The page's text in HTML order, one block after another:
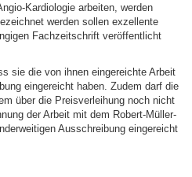
Kardiologie arbeiten, werden
werden sollen exzellente
Fachzeitschrift veröffentlicht
sie die von ihnen eingereichte Arbeit
eingereicht haben. Zudem darf die
über die Preisverleihung noch nicht
der Arbeit mit dem Robert-Müller-
Ausschreibung eingereicht